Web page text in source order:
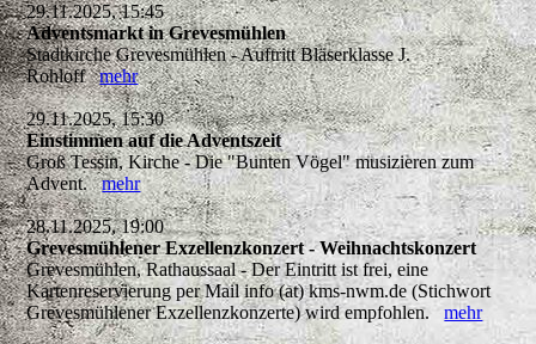
29.11.2025, 15:45
Adventsmarkt in Grevesmühlen
Stadtkirche Grevesmühlen - Auftritt Bläserklasse J.
Rohloffmehr
29.11.2025, 15:30
Einstimmen auf die Adventszeit
Groß Tessin, Kirche - Die "Bunten Vögel" musizieren zum
Advent.mehr
28.11.2025, 19:00
Grevesmühlener Exzellenzkonzert - Weihnachtskonzert
Grevesmühlen, Rathaussaal - Der Eintritt ist frei, eine
Kartenreservierung per Mail info (at) kms-nwm.de (Stichwort
Grevesmühlener Exzellenzkonzerte) wird empfohlen.mehr